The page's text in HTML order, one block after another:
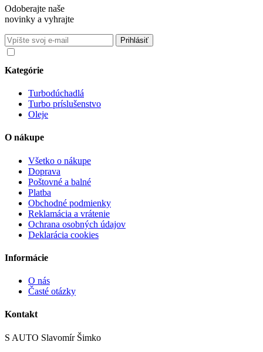
Odoberajte naše
novinky a vyhrajte
Kategórie
Turbodúchadlá
Turbo príslušenstvo
Oleje
O nákupe
Všetko o nákupe
Doprava
Poštovné a balné
Platba
Obchodné podmienky
Reklamácia a vrátenie
Ochrana osobných údajov
Deklarácia cookies
Informácie
O nás
Časté otázky
Kontakt
S AUTO Slavomír Šimko